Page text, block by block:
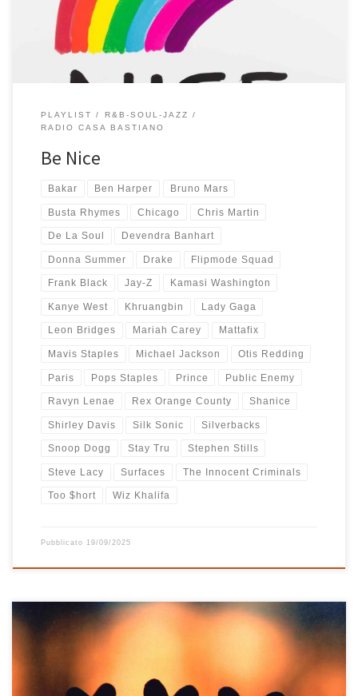
Yeah! Non me ne vengono tante così, sono tutti generi che […]
PLAYLIST
R&B-SOUL-JAZZ
RADIO CASA BASTIANO
Be Nice
Bakar Ben Harper Bruno Mars
Busta Rhymes Chicago Chris Martin
De La Soul Devendra Banhart
Donna Summer Drake Flipmode Squad
Frank Black Jay-Z Kamasi Washington
Kanye West Khruangbin Lady Gaga
Leon Bridges Mariah Carey Mattafix
Mavis Staples Michael Jackson Otis Redding
Paris Pops Staples Prince Public Enemy
Ravyn Lenae Rex Orange County Shanice
Shirley Davis Silk Sonic Silverbacks
Snoop Dogg Stay Tru Stephen Stills
Steve Lacy Surfaces The Innocent Criminals
Too $hort Wiz Khalifa
Pubblicato 19/09/2025
Playlist del 2015, un mix particolare tra belle canzoni italiane poco
note a cui sono affezionato come La costanza di Francesco di